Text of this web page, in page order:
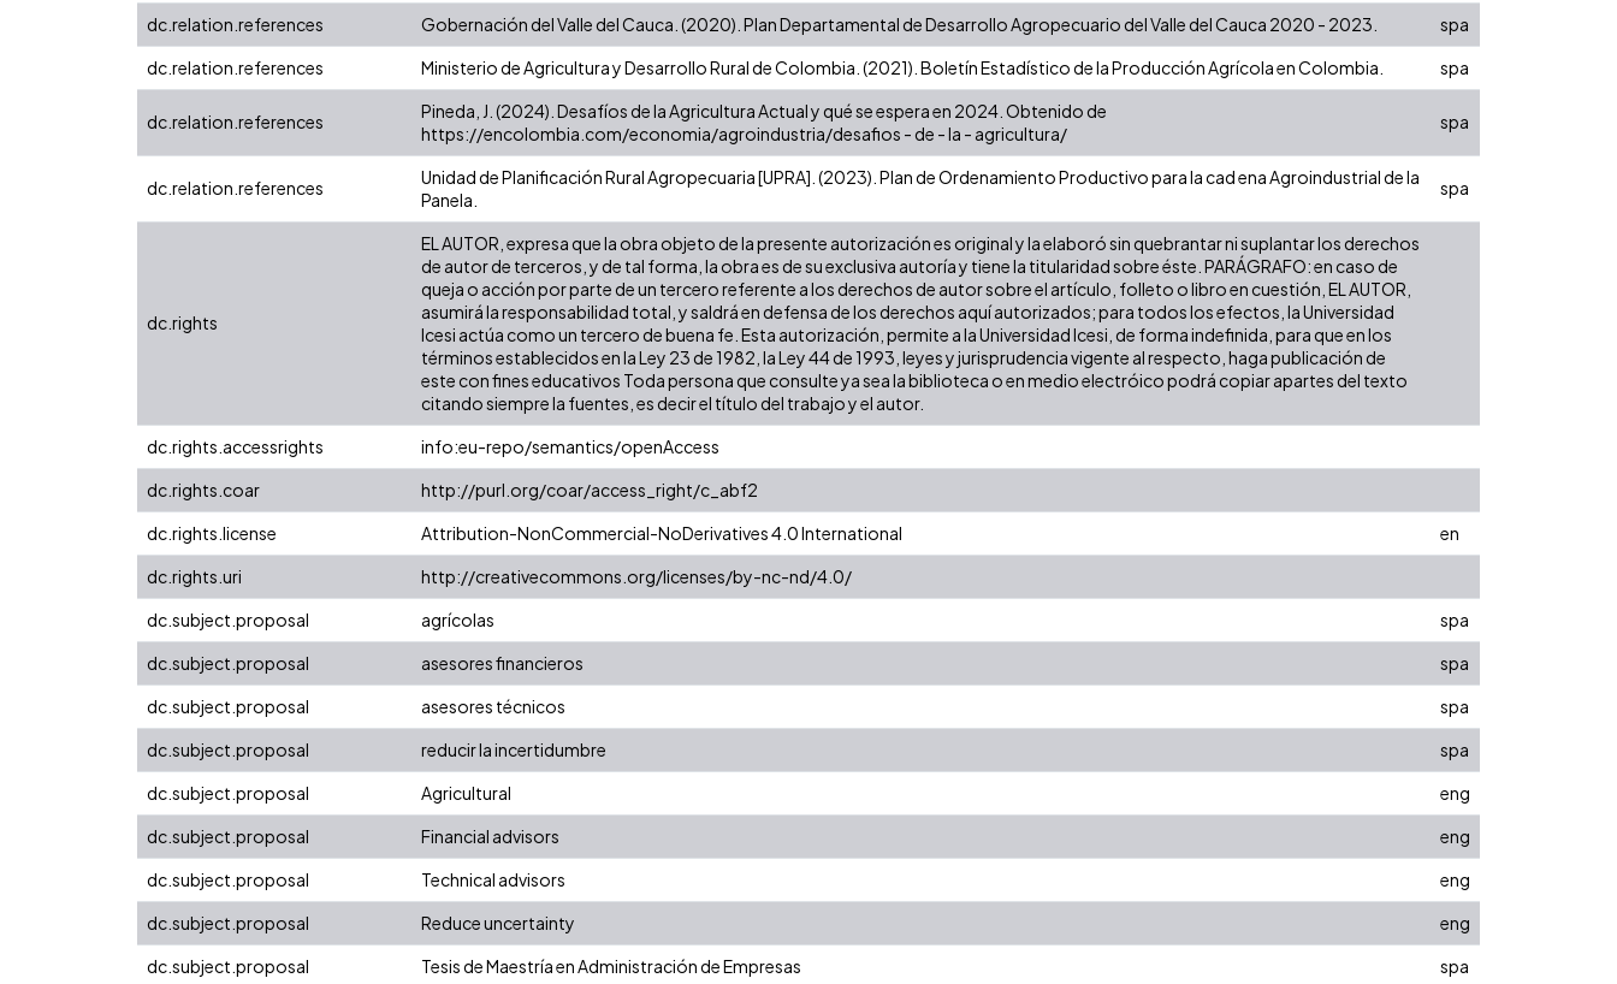
dc.relation.references Gobernación del Valle del Cauca. (2020). Plan Departamental de Desarrollo Agropecuario del Valle del Cauca 2020 - 2023.
spa
dc.relation.references
Ministerio de Agricultura y Desarrollo Rural de Colombia. (2021). Boletín Estadístico de la Producción Agrícola en Colombia. spa
dc.relation.references
Pineda, J. (2024). Desafíos de la Agricultura Actual y qué se espera en 2024. Obtenido de
https://encolombia.com/economia/agroindustria/desafios - de - la - agricultura/
spa
dc.relation.references
Unidad de Planificación Rural Agropecuaria [UPRA]. (2023). Plan de Ordenamiento Productivo para la cad ena Agroindustrial de la
Panela.
spa
dc.rights
EL AUTOR, expresa que la obra objeto de la presente autorización es original y la elaboró sin quebrantar ni suplantar los derechos
de autor de terceros, y de tal forma, la obra es de su exclusiva autoría y tiene la titularidad sobre éste. PARÁGRAFO: en caso de
queja o acción por parte de un tercero referente a los derechos de autor sobre el artículo, folleto o libro en cuestión, EL AUTOR,
asumirá la responsabilidad total, y saldrá en defensa de los derechos aquí autorizados; para todos los efectos, la Universidad
Icesi actúa como un tercero de buena fe. Esta autorización, permite a la Universidad Icesi, de forma indefinida, para que en los
términos establecidos en la Ley 23 de 1982, la Ley 44 de 1993, leyes y jurisprudencia vigente al respecto, haga publicación de
este con fines educativos Toda persona que consulte ya sea la biblioteca o en medio electróico podrá copiar apartes del texto
citando siempre la fuentes, es decir el título del trabajo y el autor.
dc.rights.accessrights
info:eu-repo/semantics/openAccess
dc.rights.coar
http://purl.org/coar/access_right/c_abf2
dc.rights.license
Attribution-NonCommercial-NoDerivatives 4.0 International
en
dc.rights.uri
http://creativecommons.org/licenses/by-nc-nd/4.0/
dc.subject.proposal
agrícolas
spa
dc.subject.proposal
asesores financieros
spa
dc.subject.proposal
asesores técnicos
spa
dc.subject.proposal
reducir la incertidumbre
spa
dc.subject.proposal
Agricultural
eng
dc.subject.proposal
Financial advisors
eng
dc.subject.proposal
Technical advisors
eng
dc.subject.proposal
Reduce uncertainty
eng
dc.subject.proposal
Tesis de Maestría en Administración de Empresas
spa